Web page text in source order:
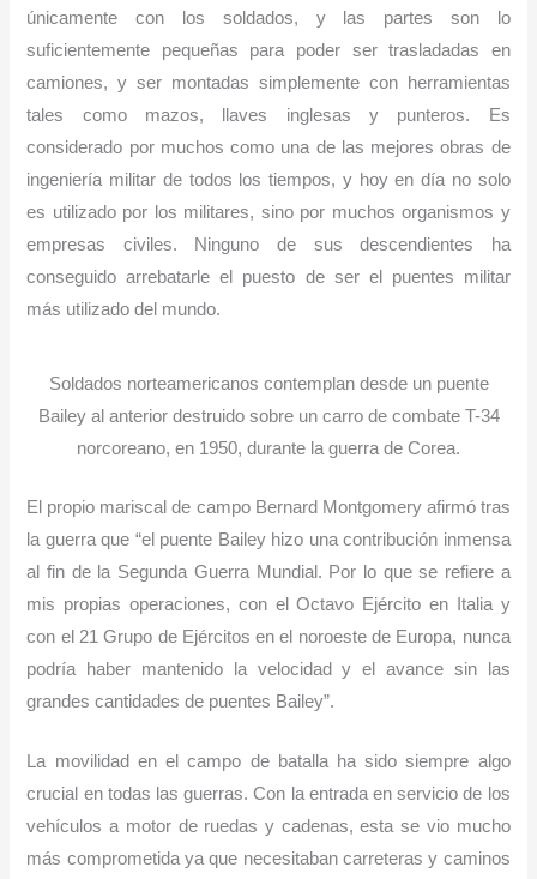
únicamente con los soldados, y las partes son lo
suficientemente pequeñas para poder ser trasladadas en
camiones, y ser montadas simplemente con herramientas
tales como mazos, llaves inglesas y punteros. Es
considerado por muchos como una de las mejores obras de
ingeniería militar de todos los tiempos, y hoy en día no solo
es utilizado por los militares, sino por muchos organismos y
empresas civiles. Ninguno de sus descendientes ha
conseguido arrebatarle el puesto de ser el puentes militar
más utilizado del mundo.
Soldados norteamericanos contemplan desde un puente
Bailey al anterior destruido sobre un carro de combate T-34
norcoreano, en 1950, durante la guerra de Corea.
El propio mariscal de campo Bernard Montgomery afirmó tras
la guerra que “el puente Bailey hizo una contribución inmensa
al fin de la Segunda Guerra Mundial. Por lo que se refiere a
mis propias operaciones, con el Octavo Ejército en Italia y
con el 21 Grupo de Ejércitos en el noroeste de Europa, nunca
podría haber mantenido la velocidad y el avance sin las
grandes cantidades de puentes Bailey”.
La movilidad en el campo de batalla ha sido siempre algo
crucial en todas las guerras. Con la entrada en servicio de los
vehículos a motor de ruedas y cadenas, esta se vio mucho
más comprometida ya que necesitaban carreteras y caminos